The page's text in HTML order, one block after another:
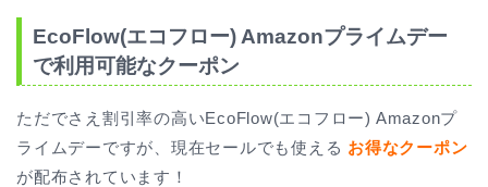
EcoFlow(エコフロー) Amazonプライムデー
で利用可能なクーポン
ただでさえ割引率の高いEcoFlow(エコフロー) Amazonプ
ライムデーですが、現在セールでも使える お得なクーポン
が配布されています！